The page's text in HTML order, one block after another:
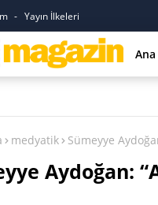
Yayın İlkeleri
medyatik Sümeyye
Aydoğan: